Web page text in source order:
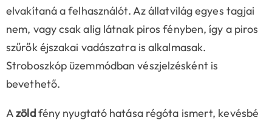
elvakítaná a felhasználót. Az állatvilág egyes tagjai
nem, vagy csak alig látnak piros fényben, így a piros
szűrők éjszakai vadászatra is alkalmasak.
Stroboszkóp üzemmódban vészjelzésként is
bevethető.
Azöldfény nyugtató hatása régóta ismert, kevésbé